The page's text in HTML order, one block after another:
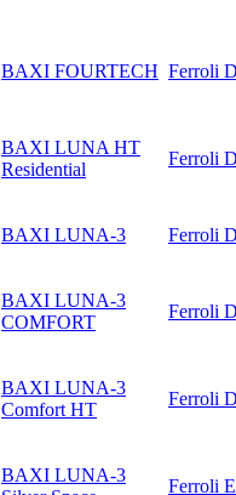
BAXI FOURTECH Ferroli
BAXI LUNA HT
Residential
Ferroli
BAXI LUNA-3 Ferroli
BAXI LUNA-3
COMFORT
Ferroli
BAXI LUNA-3
Comfort HT
Ferroli
BAXI LUNA-3
Ferroli